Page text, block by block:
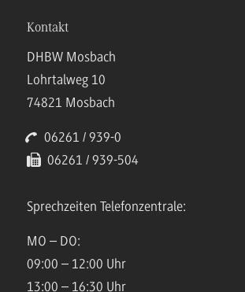
Kontakt
DHBW Mosbach
Lohrtalweg 10
74821 Mosbach
06261 / 939-0
06261 / 939-504
Sprechzeiten Telefonzentrale:
MO – DO:
09:00 – 12:00 Uhr
13:00 – 16:30 Uhr